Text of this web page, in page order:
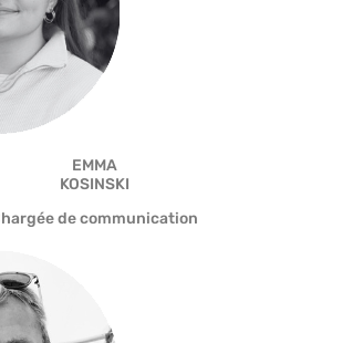
EMMA
KOSINSKI
de communication